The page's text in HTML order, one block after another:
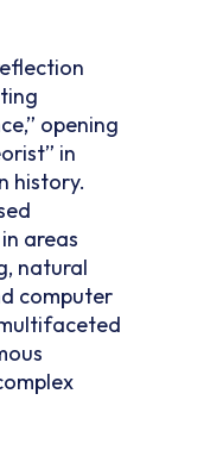
opening
in
history.
areas
natural
computer